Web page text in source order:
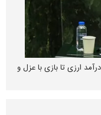
ارزی تا بازی با عزل و